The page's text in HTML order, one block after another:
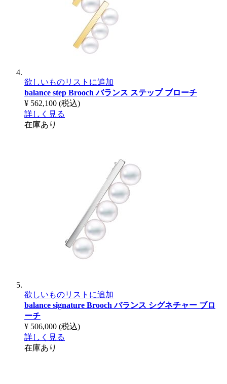
欲しいものリストに追加
balance step Broochバランス ステップ ブローチ
¥ 562,100 (税込)
詳しく見る
在庫あり
欲しいものリストに追加
balance signature Broochバランス シグネチャー ブロ
ーチ
¥ 506,000 (税込)
詳しく見る
在庫あり